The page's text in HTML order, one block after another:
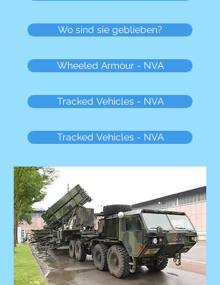
Wo sind sie geblieben?
Wheeled Armour - NVA
Tracked Vehicles - NVA
Tracked Vehicles - NVA